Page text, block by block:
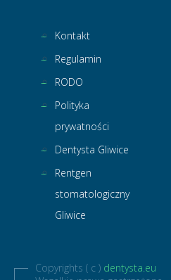
Kontakt
Regulamin
RODO
Polityka
prywatności
Dentysta Gliwice
Rentgen
stomatologiczny
Gliwice
Copyrights ( c ) dentysta.eu